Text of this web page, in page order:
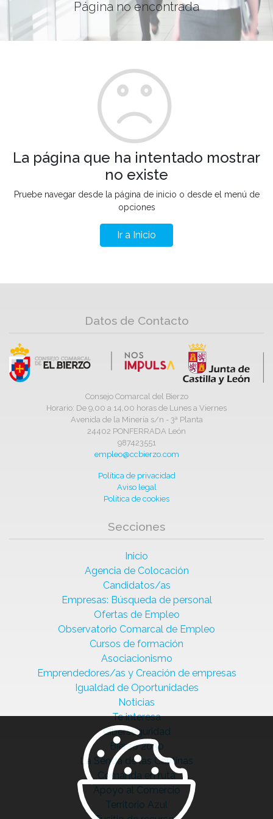
Página no encontrada
La página que ha intentado mostrar
no existe
Pruebe navegar desde la página de inicio o desde el menú de
opciones
Ir a Inicio
Datos de Contacto
Consejo Comarcal del Bierzo
Horario: De 9,00 a 14,00 horas de Lunes a Viernes
Avenida de la Minería s/n - 3ª Planta
24402 PONFERRADA León
987423551
empleo@ccbierzo.com
Política de privacidad
Aviso legal
Política de cookies
Secciones
Inicio
Agencia de Colocación
Candidatos/as
Empresas: Búsqueda de personal
Ofertas de Empleo
Observatorio Comarcal de Empleo
Cursos de formación
Asociacionismo
Emprendedores/as y Creación de empresas
Igualdad de Oportunidades
Noticias
Te interesa
Ciberseguridad
Bierzo 2030
La Senda de las Cantinas
Comanda en ruta
Apoyo al Comercio
Territorio Azul